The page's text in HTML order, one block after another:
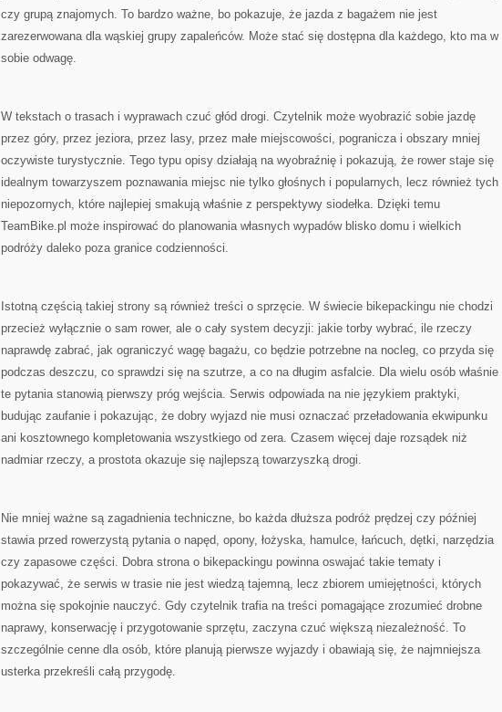
czy grupą znajomych. To bardzo ważne, bo pokazuje, że jazda z bagażem nie jest
zarezerwowana dla wąskiej grupy zapaleńców. Może stać się dostępna dla każdego, kto ma w
sobie odwagę.
W tekstach o trasach i wyprawach czuć głód drogi. Czytelnik może wyobrazić sobie jazdę
przez góry, przez jeziora, przez lasy, przez małe miejscowości, pogranicza i obszary mniej
oczywiste turystycznie. Tego typu opisy działają na wyobraźnię i pokazują, że rower staje się
idealnym towarzyszem poznawania miejsc nie tylko głośnych i popularnych, lecz również tych
niepozornych, które najlepiej smakują właśnie z perspektywy siodełka. Dzięki temu
TeamBike.pl może inspirować do planowania własnych wypadów blisko domu i wielkich
podróży daleko poza granice codzienności.
Istotną częścią takiej strony są również treści o sprzęcie. W świecie bikepackingu nie chodzi
przecież wyłącznie o sam rower, ale o cały system decyzji: jakie torby wybrać, ile rzeczy
naprawdę zabrać, jak ograniczyć wagę bagażu, co będzie potrzebne na nocleg, co przyda się
podczas deszczu, co sprawdzi się na szutrze, a co na długim asfalcie. Dla wielu osób właśnie
te pytania stanowią pierwszy próg wejścia. Serwis odpowiada na nie językiem praktyki,
budując zaufanie i pokazując, że dobry wyjazd nie musi oznaczać przeładowania ekwipunku
ani kosztownego kompletowania wszystkiego od zera. Czasem więcej daje rozsądek niż
nadmiar rzeczy, a prostota okazuje się najlepszą towarzyszką drogi.
Nie mniej ważne są zagadnienia techniczne, bo każda dłuższa podróż prędzej czy później
stawia przed rowerzystą pytania o napęd, opony, łożyska, hamulce, łańcuch, dętki, narzędzia
czy zapasowe części. Dobra strona o bikepackingu powinna oswajać takie tematy i
pokazywać, że serwis w trasie nie jest wiedzą tajemną, lecz zbiorem umiejętności, których
można się spokojnie nauczyć. Gdy czytelnik trafia na treści pomagające zrozumieć drobne
naprawy, konserwację i przygotowanie sprzętu, zaczyna czuć większą niezależność. To
szczególnie cenne dla osób, które planują pierwsze wyjazdy i obawiają się, że najmniejsza
usterka przekreśli całą przygodę.